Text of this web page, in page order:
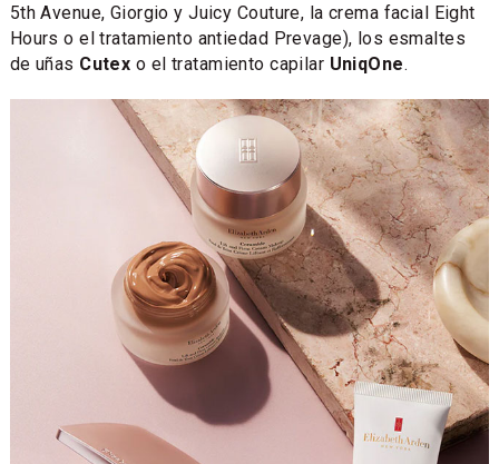
5th Avenue, Giorgio y Juicy Couture, la crema facial Eight
Hours o el tratamiento antiedad Prevage), los esmaltes
de uñas Cutex o el tratamiento capilar UniqOne.